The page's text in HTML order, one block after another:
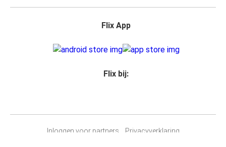
Flix App
Flix bij:
Inloggen voor partners
Privacyverklaring